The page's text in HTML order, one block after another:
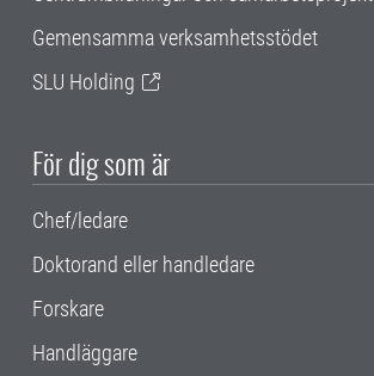
Gemensamma verksamhetsstödet
SLU Holding
För dig som är
Chef/ledare
Doktorand eller handledare
Forskare
Handläggare